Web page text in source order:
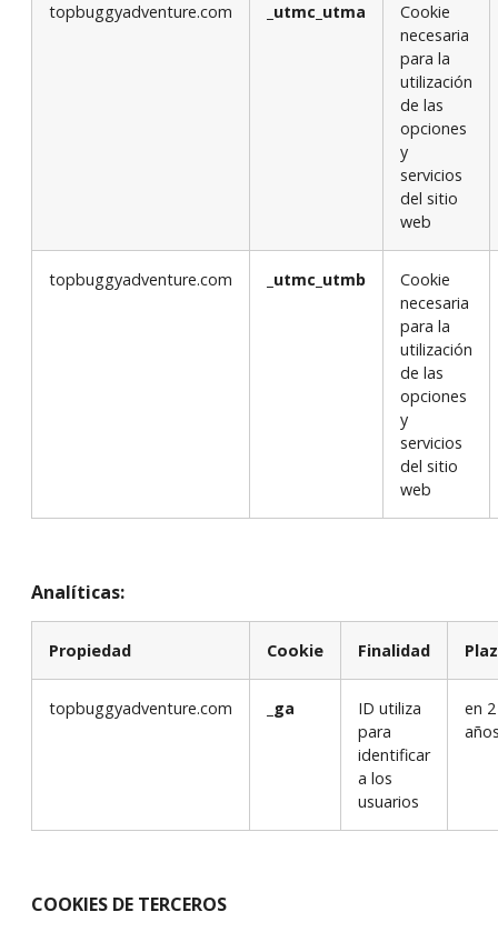
topbuggyadventure.com _utmc_utma
Cookie
necesaria
para la
utilización
de las
opciones
y
servicios
del sitio
web
topbuggyadventure.com _utmc_utmb
Cookie
necesaria
para la
utilización
de las
opciones
y
servicios
del sitio
web
Analíticas:
Propiedad Cookie Finalidad
topbuggyadventure.com _ga
ID utiliza
para
identificar
a los
usuarios
en 2
COOKIES DE TERCEROS